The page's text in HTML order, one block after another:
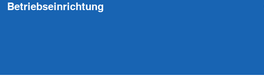
Betriebseinrichtung